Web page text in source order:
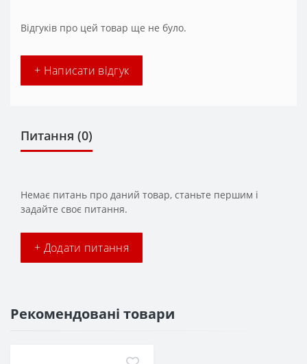
Відгуків про цей товар ще не було.
+ Написати відгук
Питання (0)
Немає питань про даний товар, станьте першим і
задайте своє питання.
+ Додати питання
Рекомендовані товари